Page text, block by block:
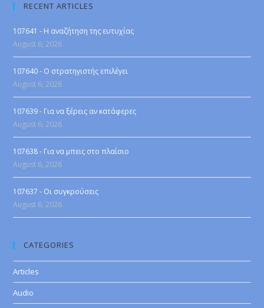
RECENT ARTICLES
107641 - Η αναζήτηση της ευτυχίας
August 6, 2026
107640 - Ο στρατηγιστής επιλέγει
August 6, 2026
107639 - Για να ξέρεις αν κατάφερες
August 6, 2026
107638 - Για να μπεις στο πλαίσιο
August 6, 2026
107637 - Οι συγκρούσεις
August 6, 2026
CATEGORIES
Articles
Audio